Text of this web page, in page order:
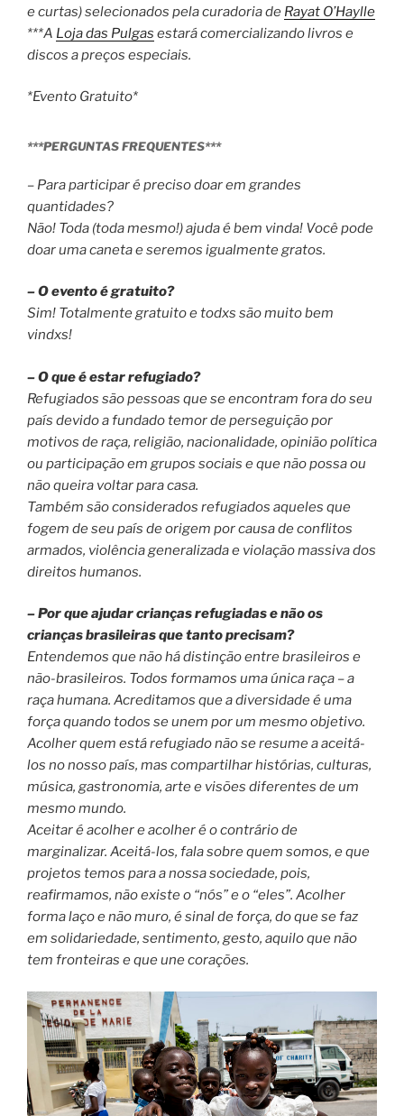
e curtas) selecionados pela curadoria de Rayat O’Haylle
***A Loja das Pulgas estará comercializando livros e
discos a preços especiais.
*Evento Gratuito*
***PERGUNTAS FREQUENTES***
– Para participar é preciso doar em grandes
quantidades?
Não! Toda (toda mesmo!) ajuda é bem vinda! Você pode
doar uma caneta e seremos igualmente gratos.
– O evento é gratuito?
Sim! Totalmente gratuito e todxs são muito bem
vindxs!
– O que é estar refugiado?
Refugiados são pessoas que se encontram fora do seu
país devido a fundado temor de perseguição por
motivos de raça, religião, nacionalidade, opinião política
ou participação em grupos sociais e que não possa ou
não queira voltar para casa.
Também são considerados refugiados aqueles que
fogem de seu país de origem por causa de conflitos
armados, violência generalizada e violação massiva dos
direitos humanos.
– Por que ajudar crianças refugiadas e não os
crianças brasileiras que tanto precisam?
Entendemos que não há distinção entre brasileiros e
não-brasileiros. Todos formamos uma única raça – a
raça humana. Acreditamos que a diversidade é uma
força quando todos se unem por um mesmo objetivo.
Acolher quem está refugiado não se resume a aceitá-
los no nosso país, mas compartilhar histórias, culturas,
música, gastronomia, arte e visões diferentes de um
mesmo mundo.
Aceitar é acolher e acolher é o contrário de
marginalizar. Aceitá-los, fala sobre quem somos, e que
projetos temos para a nossa sociedade, pois,
reafirmamos, não existe o “nós” e o “eles”. Acolher
forma laço e não muro, é sinal de força, do que se faz
em solidariedade, sentimento, gesto, aquilo que não
tem fronteiras e que une corações.